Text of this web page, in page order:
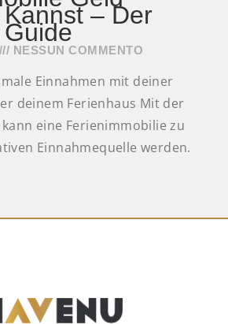
– Der
NESSUN COMMENTO
Einnahmen mit deiner
deinem Ferienhaus Mit der
eine Ferienimmobilie zu
Einnahmequelle werden.